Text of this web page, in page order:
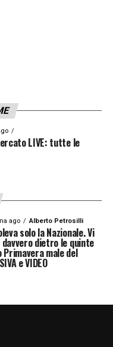
il suo staff
come vice, gli
anche
rinforzare la
tecnico che ha
LIVE: tutte le
ago Alberto Petrosilli
solo la Nazionale. Vi
dietro le quinte
Primavera male del
e VIDEO